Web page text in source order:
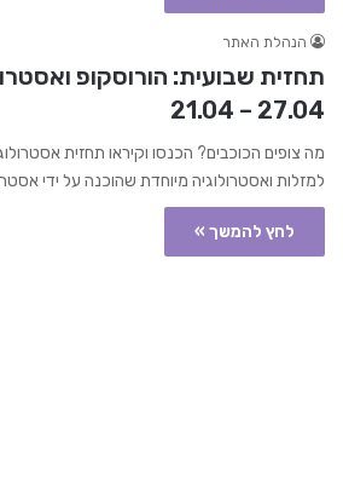
הנהלת האתר
תחזית שבועית: הורוסקופ
27.04 – 21.04
מה צופים הכוכבים? הכנסו וקיראו תחזית
למזלות ואסטרולוגיה מיוחדת שהוכנה על ידי
לחץ להמשך »